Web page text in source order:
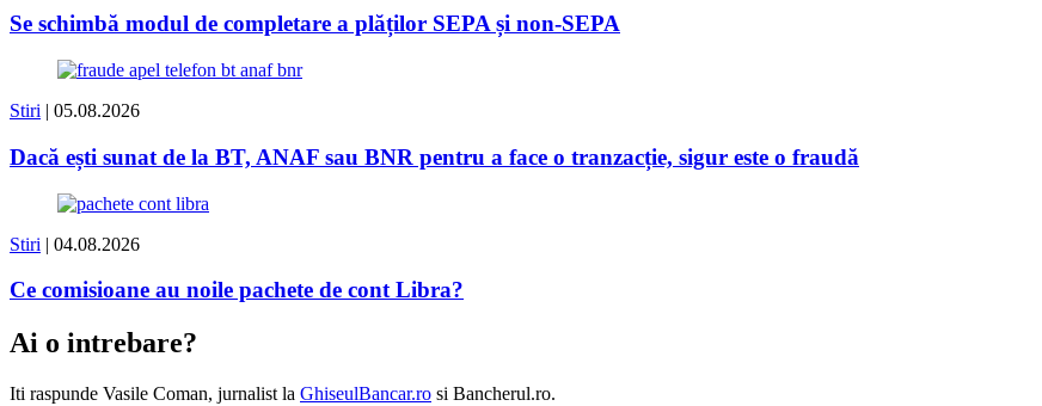
Se schimbă modul de completare a plăților SEPA și non-SEPA
Stiri | 05.08.2026
Dacă ești sunat de la BT, ANAF sau BNR pentru a face o tranzacție, sigur este o fraudă
Stiri | 04.08.2026
Ce comisioane au noile pachete de cont Libra?
Ai o intrebare?
Iti raspunde Vasile Coman, jurnalist la GhiseulBancar.ro si Bancherul.ro.